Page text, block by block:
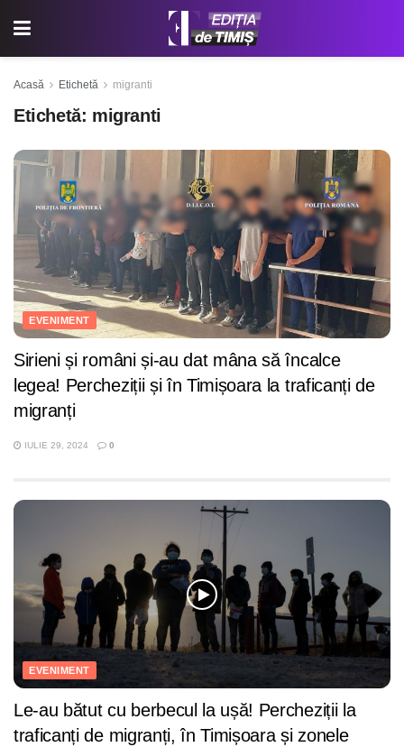
Acasă Etichetă migranti
Etichetă: migranti
EVENIMENT
Sirieni și români și-au dat mâna să încalce
legea! Percheziții și în Timișoara la traficanți de
migranți
IULIE 29, 2024 0
EVENIMENT
Le-au bătut cu berbecul la ușă! Percheziții la
traficanți de migranți, în Timișoara și zonele